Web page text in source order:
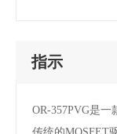
指示
OR-357PVG是一